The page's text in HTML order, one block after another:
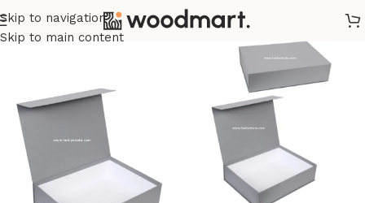
Skip to navigation
Skip to main content